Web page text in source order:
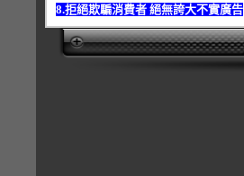
8.拒絕欺騙消費者 絕無誇大不實廣告